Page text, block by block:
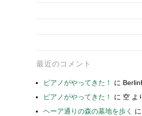
最近のコメント
ピアノがやってきた！ に
ピアノがやってきた！
に 空 よ
ヘーア通りの森の墓地を歩く
に